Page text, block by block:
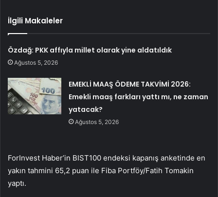
İlgili Makaleler
Özdağ: PKK affıyla millet olarak yine aldatıldık
Ağustos 5, 2026
EMEKLİ MAAŞ ÖDEME TAKVİMİ 2026:
Emekli maaş farkları yattı mı, ne zaman
yatacak?
Ağustos 5, 2026
ForInvest Haber’in BIST100 endeksi kapanış anketinde en
yakın tahmini 65,2 puan ile Fiba Portföy/Fatih Tomakin
yaptı.